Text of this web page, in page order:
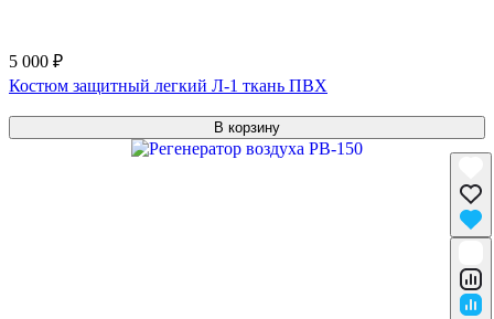
5 000 ₽
Костюм защитный легкий Л-1 ткань ПВХ
В корзину